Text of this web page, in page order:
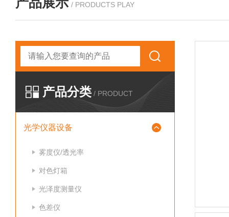
/ PRODUCTS PLAY
产品分类 / PRODUCT
光学仪器设备
雾度仪/透光率
对色灯箱
光泽度测量仪
色差仪